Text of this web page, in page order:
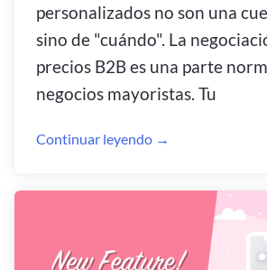
personalizados no son una
sino de "cuándo". La
precios B2B es una parte
negocios mayoristas. Tu
Continuar leyendo →